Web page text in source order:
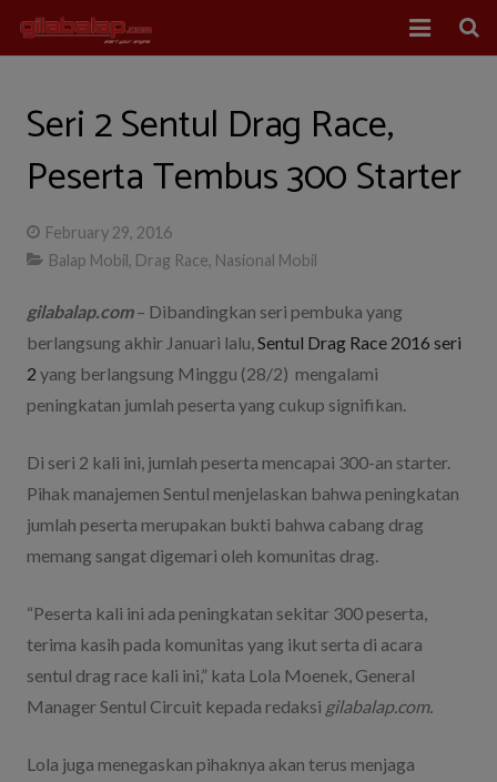
Balap Mobil
Balap Motor
About Us
Seri 2 Sentul Drag Race,
Peserta Tembus 300 Starter
February 29, 2016
Balap Mobil, Drag Race, Nasional Mobil
gilabalap.com– Dibandingkan seri pembuka yang
berlangsung akhir Januari lalu, Sentul Drag Race 2016 seri
2 yang berlangsung Minggu (28/2) mengalami
peningkatan jumlah peserta yang cukup signifikan.
Di seri 2 kali ini, jumlah peserta mencapai 300-an starter.
Pihak manajemen Sentul menjelaskan bahwa peningkatan
jumlah peserta merupakan bukti bahwa cabang drag
memang sangat digemari oleh komunitas drag.
“Peserta kali ini ada peningkatan sekitar 300 peserta,
terima kasih pada komunitas yang ikut serta di acara
sentul drag race kali ini,” kata Lola Moenek, General
Manager Sentul Circuit kepada redaksi gilabalap.com.
Lola juga menegaskan pihaknya akan terus menjaga